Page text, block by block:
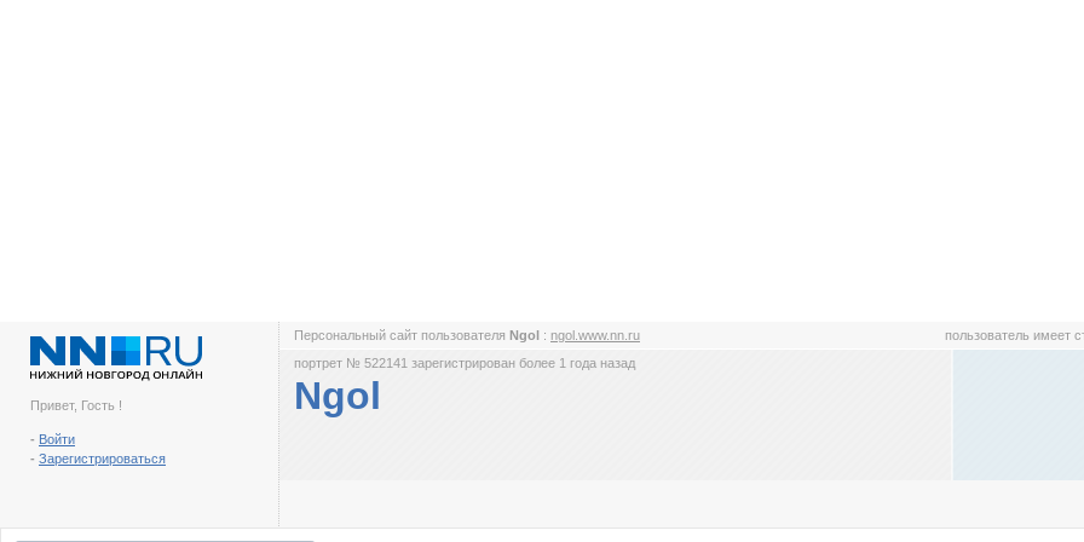
Привет, Гость !
- Войти
- Зарегистрироваться
Персональный сайт пользователя Ngol : ngol.www.nn.ru пользователь имеет
портрет № 522141 зарегистрирован более 1 года назад
Ngol